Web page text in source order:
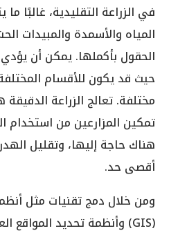
في الزراعة التقليدية، غالبًا
المياه والأسمدة والمبيدات
الحقول بأكملها. يمكن أن
حيث قد يكون للأقسام
مختلفة. تعالج الزراعة
تمكين المزارعين من استخدام
هناك حاجة إليها، وتقليل
أقصى حد.
ومن خلال دمج تقنيات مثل